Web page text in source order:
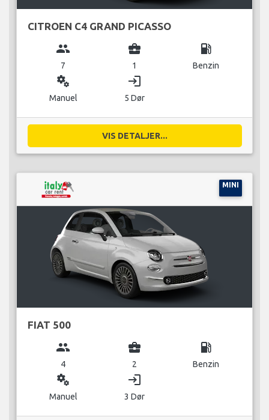
CITROEN C4 GRAND PICASSO
group
7
business_center
1
local_gas_station
Benzin
miscellaneous_services
Manuel
login
5 Dør
VIS DETALJER...
MINI
FIAT 500
group
4
business_center
2
local_gas_station
Benzin
miscellaneous_services
Manuel
login
3 Dør